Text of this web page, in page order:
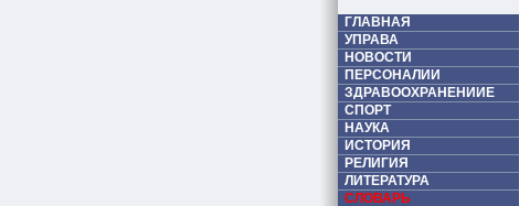
ГЛАВНАЯ
УПРАВА
НОВОСТИ
ПЕРСОНАЛИИ
ЗДРАВООХРАНЕНИИЕ
СПОРТ
НАУКА
ИСТОРИЯ
РЕЛИГИЯ
ЛИТЕРАТУРА
СЛОВАРЬ